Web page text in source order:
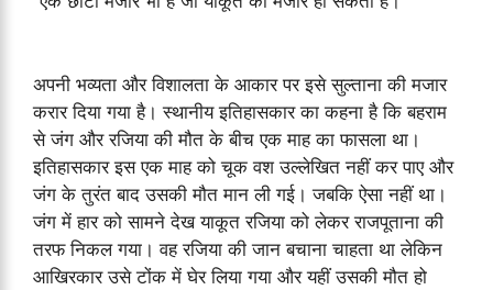
अपनी भव्यता और विशालता के आकार पर इसे सुल्ताना की मजार
करार दिया गया है। स्थानीय इतिहासकार का कहना है कि बहराम
से जंग और रजिया की मौत के बीच एक माह का फासला था।
इतिहासकार इस एक माह को चूक वश उल्लेखित नहीं कर पाए और
जंग के तुरंत बाद उसकी मौत मान ली गई। जबकि ऐसा नहीं था।
जंग में हार को सामने देख याकूत रजिया को लेकर राजपूताना की
तरफ निकल गया। वह रजिया की जान बचाना चाहता था लेकिन
आखिरकार उसे टोंक में घेर लिया गया और यहीं उसकी मौत हो